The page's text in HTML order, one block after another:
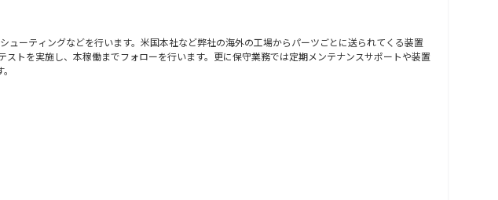
ーティングなどを行います。米国本社など弊社の海外の工場からパーツごとに送られてくる装置
トを実施し、本稼働までフォローを行います。更に保守業務では定期メンテナンスサポートや装置
能でございますのでご安心ください。